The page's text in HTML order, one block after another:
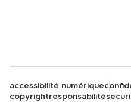
accessibilité numérique
copyrightresponsabilité